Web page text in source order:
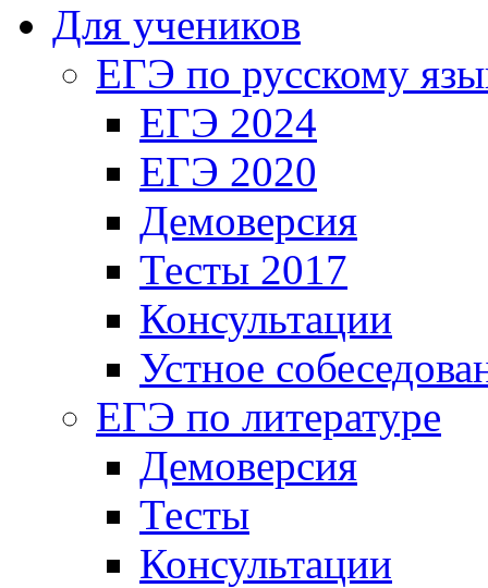
Для учеников
ЕГЭ по русскому
ЕГЭ 2024
ЕГЭ 2020
Демоверсия
Тесты 2017
Консультации
Устное
ЕГЭ по литературе
Демоверсия
Тесты
Консультации